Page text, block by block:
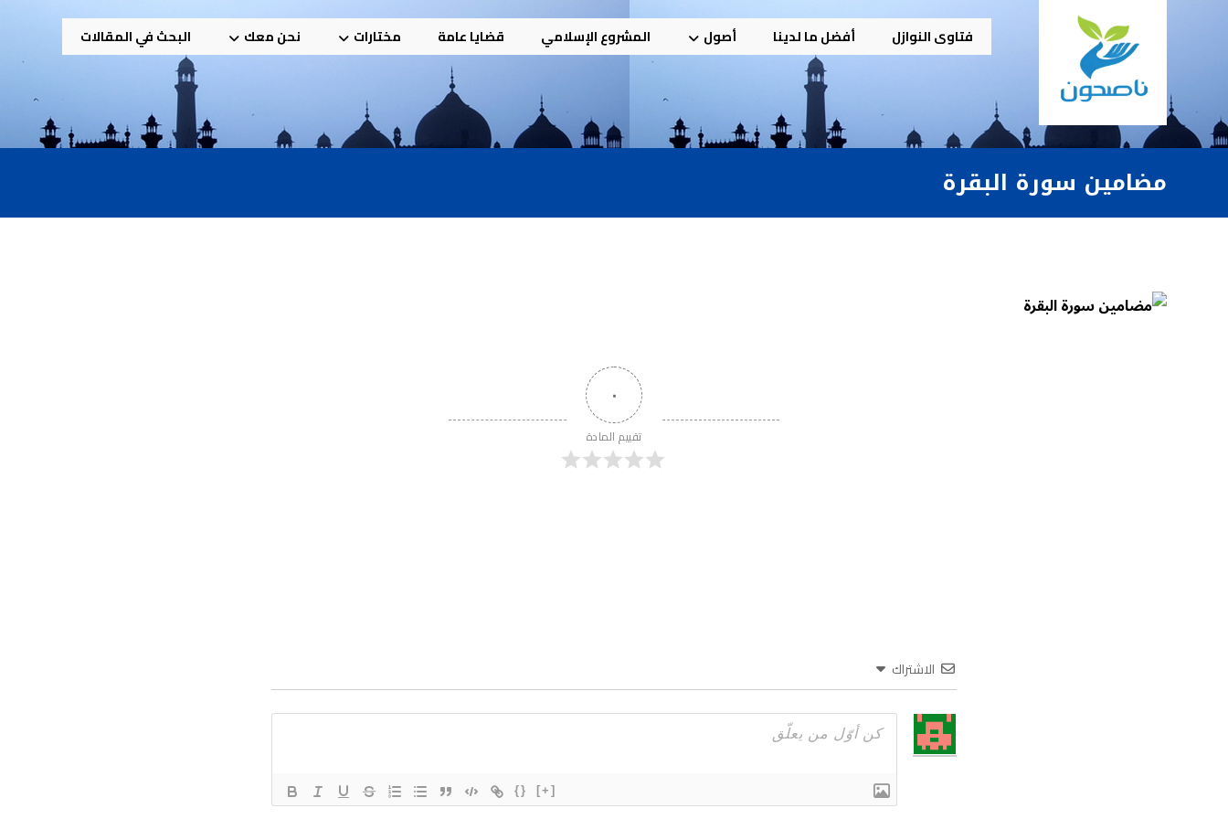
فتاوى النوازل أفضل ما لدينا أصول المشروع الإسلامي قضايا عامة مختارات نحن معك البحث في المقالات
مضامين سورة البقرة
٠
تقييم المادة
الاشتراك
{} [+]